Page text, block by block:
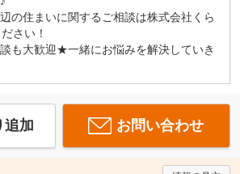
の住まいに関するご相談は株式会社くら
さい！
も大歓迎★一緒にお悩みを解決していき
追加 お問い合わせ